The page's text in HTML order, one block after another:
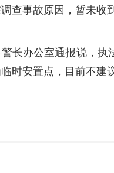
查事故原因，暂未收
长办公室通报说，
时安置点，目前不建